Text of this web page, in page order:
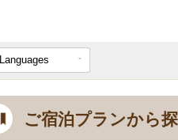
Languages
ご宿泊プランから